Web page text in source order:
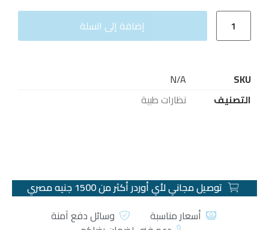
إضافة إلى السلة
SKU
N/A
التصنيف
نظارات طبية
توصيل مجاني لأي أوردر أكثر من 1500 جنيه مصري
أسعار مناسبة
وسائل دفع آمنة